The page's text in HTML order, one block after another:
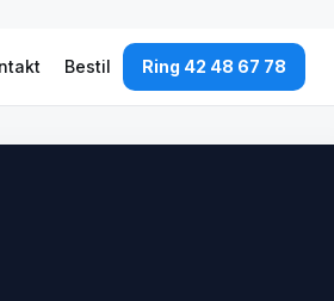
Bestil Ring 42 48 67 78